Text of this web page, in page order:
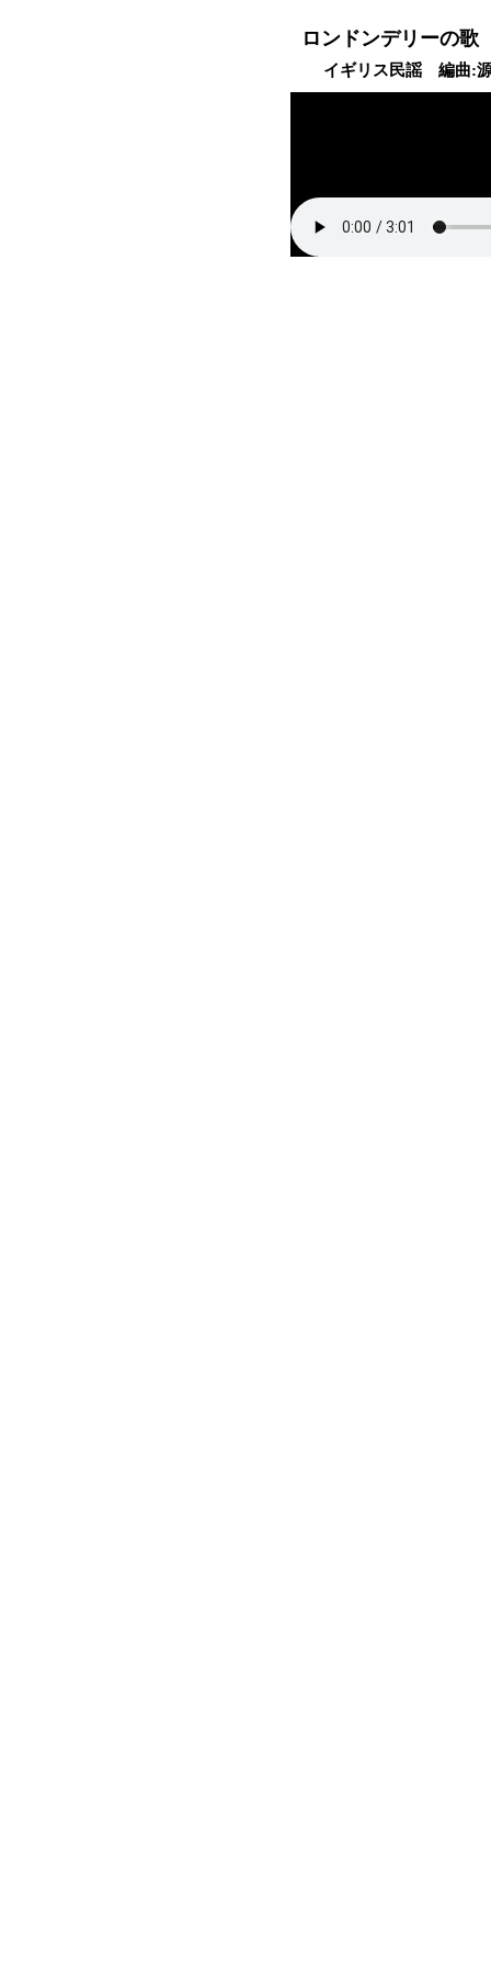
ロンドンデリーの歌
イギリス民謡 編曲: